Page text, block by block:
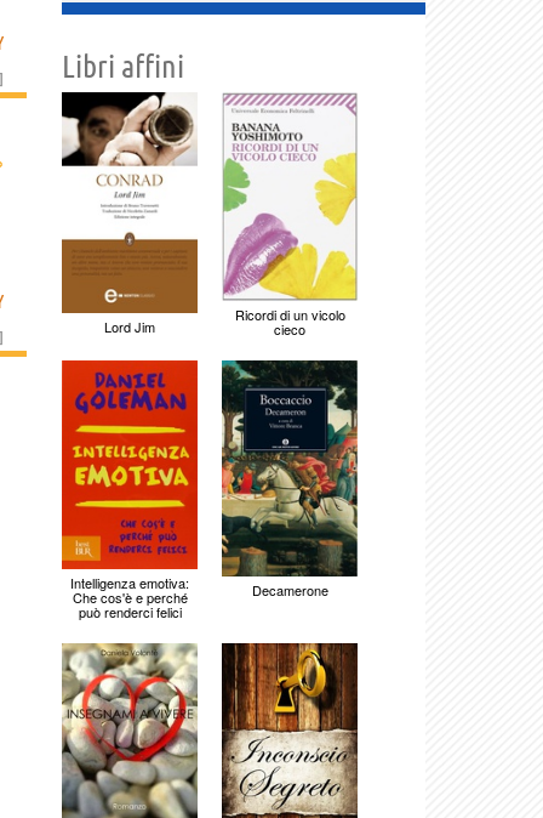
]
]
Libri affini
Lord Jim
Ricordi di un vicolo
cieco
Intelligenza emotiva:
Che cos'è e perché
può renderci felici
Decamerone